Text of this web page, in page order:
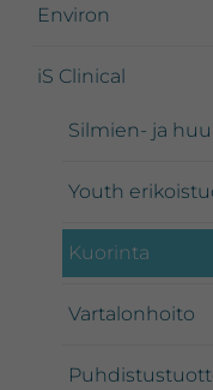
Environ
iS Clinical
Silmien- ja
Youth
Kuorinta
Vartalonhoito